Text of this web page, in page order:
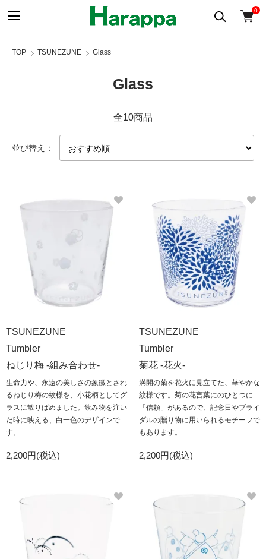
0
TOP TSUNEZUNE Glass
Glass
全10商品
並び替え：
TSUNEZUNE
Tumbler
ねじり梅 -組み合わせ-
生命力や、永遠の美しさの象徴とされ
るねじり梅の紋様を、小花柄としてグ
ラスに散りばめました。飲み物を注い
だ時に映える、白一色のデザインで
す。
2,200円(税込)
TSUNEZUNE
Tumbler
菊花 -花火-
満開の菊を花火に見立てた、華やかな
紋様です。菊の花言葉にのひとつに
「信頼」があるので、記念日やブライ
ダルの贈り物に用いられるモチーフで
もあります。
2,200円(税込)